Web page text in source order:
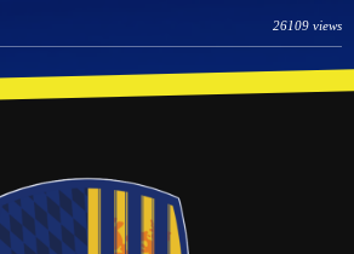
26109 views